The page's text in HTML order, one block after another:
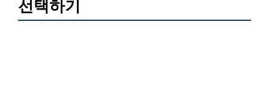
선택하기